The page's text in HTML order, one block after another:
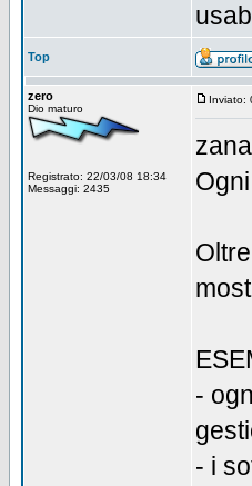
Top
zero
Dio maturo
Registrato: 22/03/08 18:34
Messaggi: 2435
Inviato:
-
- i